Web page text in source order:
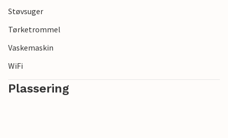
Støvsuger
Tørketrommel
Vaskemaskin
WiFi
Plassering